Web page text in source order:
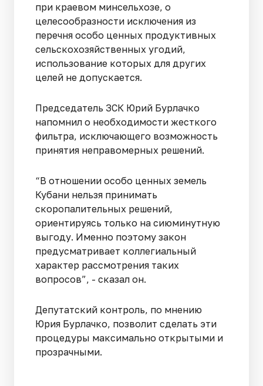
при краевом минсельхозе, о
целесообразности исключения из
перечня особо ценных продуктивных
сельскохозяйственных угодий,
использование которых для других
целей не допускается.
Председатель ЗСК Юрий Бурлачко
напомнил о необходимости жесткого
фильтра, исключающего возможность
принятия неправомерных решений.
“В отношении особо ценных земель
Кубани нельзя принимать
скоропалительных решений,
ориентируясь только на сиюминутную
выгоду. Именно поэтому закон
предусматривает коллегиальный
характер рассмотрения таких
вопросов”, - сказал он.
Депутатский контроль, по мнению
Юрия Бурлачко, позволит сделать эти
процедуры максимально открытыми и
прозрачными.